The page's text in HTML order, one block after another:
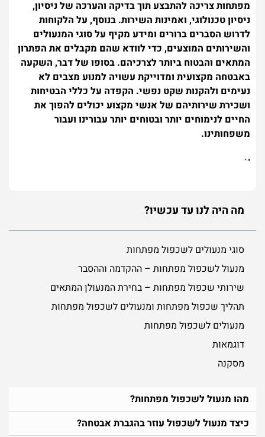
מפתחות צריכה להתבצע תוך בדיקה והערכה של ניסיון,
ניסיון טכנולוגי, ואמינות השירות. בנוסף, על הלקוחות
לדרוש הסברים ברורים ומידע מקיף על סוגי המנעולים
והשירותים המוצעים, כדי לוודא שהם מקבלים את הפתרון
המתאים והבטוח ביותר לצרכיהם. בסופו של דבר, השקעה
באבטחה מקצועית ומדוייקת עשויה למנוע מצבים לא
נעימים ולהקנות שקט נפשי. הקפדה על כללי הבטיחות
ושכירת שירותיהם של אנשי מקצוע יכולים להפוך את
החיים לנימוחים יותר ובטוחים יותר עבורינו ועבור
משפחותינו.
"`
מה היה לנו עד עכשיו?
סוגי מנעולים לשכפול מפתחות
מנעול לשכפול מפתחות – ההקדמה וההסבר
שירותי שכפול מפתחות – בחירת המנעולן המתאים
תהליך שכפול מפתחות ומנעולים לשכפול מפתחות
מנעולים לשכפול מפתחות
דוגמאות
מסקנה
מהו מנעול לשכפול מפתחות?
כיצד מנעול לשכפול עוזר בהגברת אבטחה?